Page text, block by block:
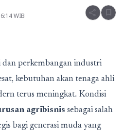
WIB share bookmark
dan perkembangan industri
kebutuhan akan tenaga ahli
terus meningkat. Kondisi
agribisnis sebagai salah
bagi generasi muda yang